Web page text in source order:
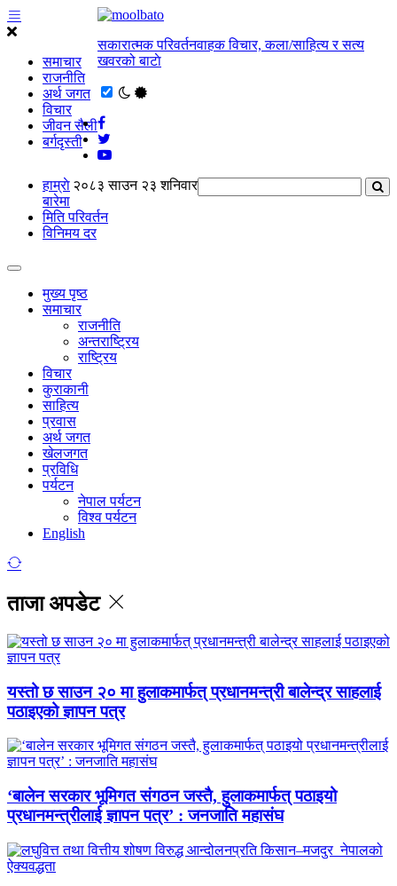
समाचार
राजनीति
अर्थ जगत
विचार
जीवन सैली
बर्गदृस्ती
सकारात्मक परिवर्तनवाहक विचार, कला/साहित्य र सत्य
खवरको बाटाे
२०८३ साउन २३ शनिवार
हाम्राे
बारेमा
मिति परिवर्तन
विनिमय दर
मुख्य पृष्ठ
समाचार
राजनीति
अन्तराष्ट्रिय
राष्ट्रिय
विचार
कुराकानी
साहित्य
प्रवास
अर्थ जगत
खेलजगत
प्रविधि
पर्यटन
नेपाल पर्यटन
विश्व पर्यटन
English
ताजा अपडेट
यस्तो छ साउन २० मा हुलाकमार्फत् प्रधानमन्त्री बालेन्द्र साहलाई
पठाइएको ज्ञापन पत्र
‘बालेन सरकार भूमिगत संगठन जस्तै, हुलाकमार्फत् पठाइयो
प्रधानमन्त्रीलाई ज्ञापन पत्र’ : जनजाति महासंघ